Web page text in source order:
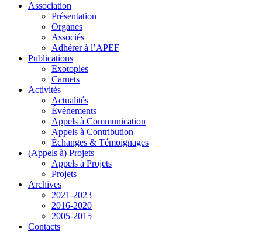
Association
Présentation
Organes
Associés
Adhérer à l’APEF
Publications
Exotopies
Carnets
Activités
Actualités
Événements
Appels à Communication
Appels à Contribution
Échanges & Témoignages
(Appels à) Projets
Appels à Projets
Projets
Archives
2021-2023
2016-2020
2005-2015
Contacts